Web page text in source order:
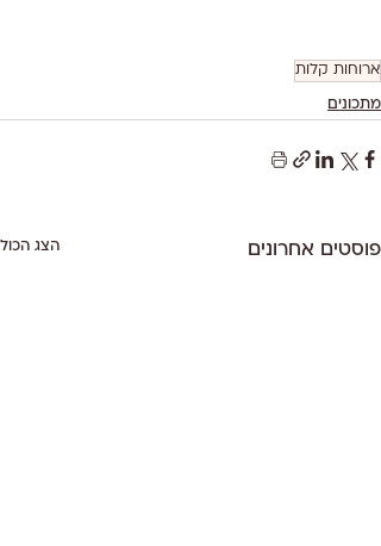
ארוחות קלות
מתכונים
פוסטים אחרונים הצג הכול